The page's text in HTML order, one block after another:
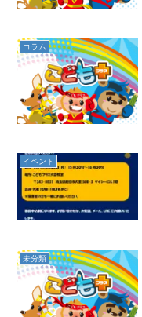
コラム
イベント
未分類